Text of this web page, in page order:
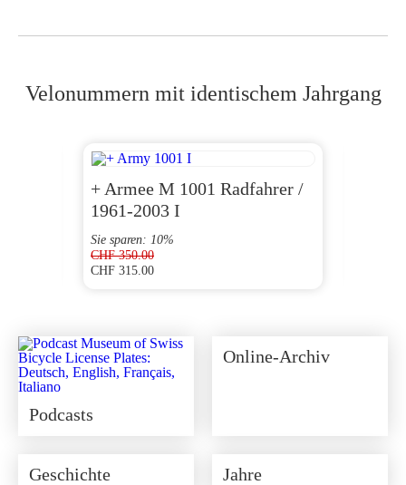
Velonummern mit identischem Jahrgang
+ Armee M 1001 Radfahrer /
1961-2003 I
CHF350.00
CHF 315.00
Sie sparen: 10%
Podcasts
Online-Archiv
Geschichte Jahre